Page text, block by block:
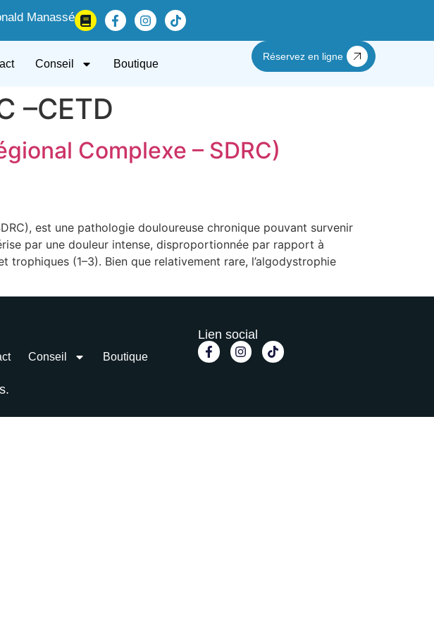
Manassé
Conseil Boutique
Réservez en ligne
–CETD
Complexe – SDRC)
est une pathologie douloureuse chronique pouvant survenir
par une douleur intense, disproportionnée par rapport à
trophiques (1–3). Bien que relativement rare, l’algodystrophie
Conseil Boutique
Lien social